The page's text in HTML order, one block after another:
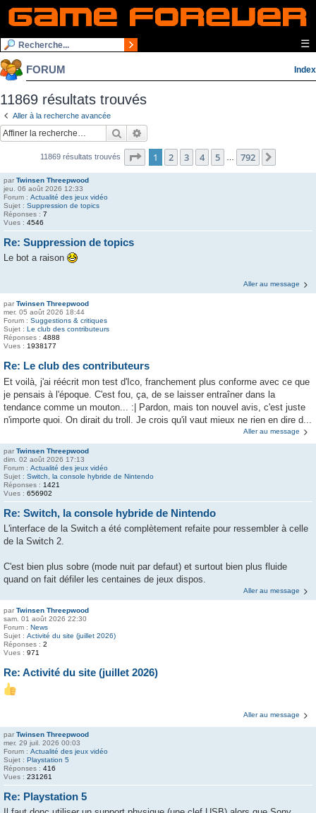
☰
FORUM Index
11869 résultats trouvés
Aller à la recherche avancée
Rechercher
11869 résultats trouvés Page 1sur792
1 2 3 4 5 792
par Twinsen Threepwood
jeu. 06 août 2026 12:33
Forum : Actualité des jeux vidéo
Sujet : Suppression de topics
Réponses : 7
Vues : 4546
Re: Suppression de topics
Le bot a raison
Aller au message
par Twinsen Threepwood
mer. 05 août 2026 18:44
Forum : Suggestions & critiques
Sujet : Le club des contributeurs
Réponses : 4888
Vues : 1938177
Re: Le club des contributeurs
Et voilà, j'ai réécrit mon test d'Ico, franchement plus conforme avec ce que
je pensais à l'époque. C'est fou, ça, de se laisser entraîner dans la
tendance comme un mouton... :| Pardon, mais ton nouvel avis, c'est juste
n'importe quoi. On dirait du troll. Je crois qu'il vaut mieux ne rien en dire d...
Aller au message
par Twinsen Threepwood
dim. 02 août 2026 17:13
Forum : Actualité des jeux vidéo
Sujet : Switch, la console hybride de Nintendo
Réponses : 1421
Vues : 656902
Re: Switch, la console hybride de Nintendo
L'interface de la Switch a été complètement refaite pour ressembler à celle
de la Switch 2.
C'est bien plus sobre (mode nuit par defaut) et surtout bien plus fluide
quand on fait défiler les centaines de jeux dispos.
Aller au message
par Twinsen Threepwood
sam. 01 août 2026 22:30
Forum : News
Sujet : Activité du site (juillet 2026)
Réponses : 2
Vues : 971
Re: Activité du site (juillet 2026)
Aller au message
par Twinsen Threepwood
mer. 29 juil. 2026 00:03
Forum : Actualité des jeux vidéo
Sujet : Playstation 5
Réponses : 416
Vues : 231261
Re: Playstation 5